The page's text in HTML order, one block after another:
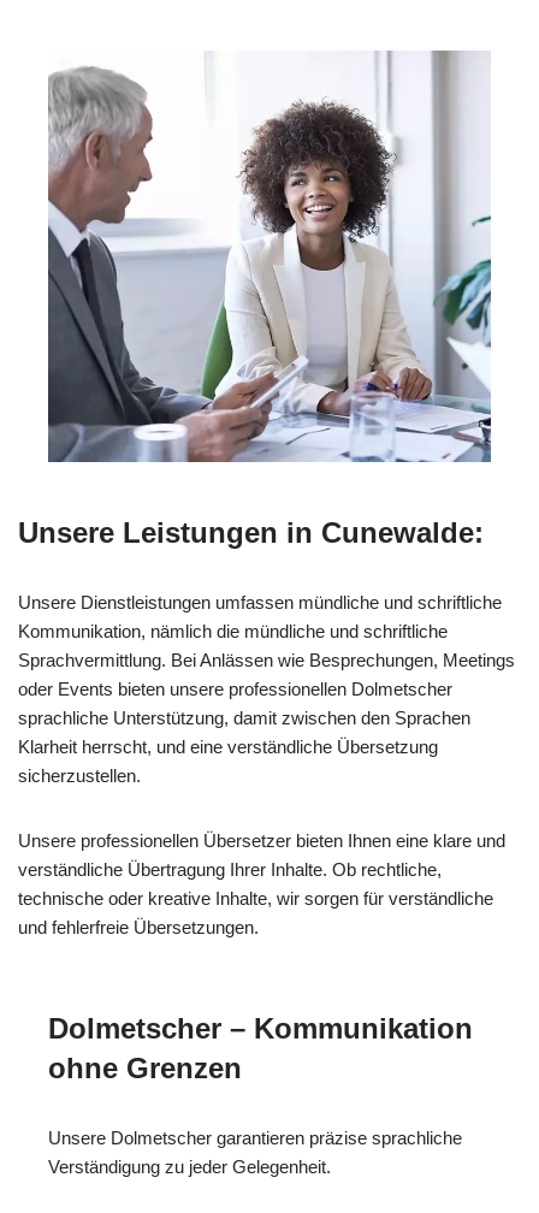
Unsere Leistungen in Cunewalde:
Unsere Dienstleistungen umfassen mündliche und schriftliche
Kommunikation, nämlich die mündliche und schriftliche
Sprachvermittlung. Bei Anlässen wie Besprechungen, Meetings
oder Events bieten unsere professionellen Dolmetscher
sprachliche Unterstützung, damit zwischen den Sprachen
Klarheit herrscht, und eine verständliche Übersetzung
sicherzustellen.
Unsere professionellen Übersetzer bieten Ihnen eine klare und
verständliche Übertragung Ihrer Inhalte. Ob rechtliche,
technische oder kreative Inhalte, wir sorgen für verständliche
und fehlerfreie Übersetzungen.
Dolmetscher – Kommunikation
ohne Grenzen
Unsere Dolmetscher garantieren präzise sprachliche
Verständigung zu jeder Gelegenheit.